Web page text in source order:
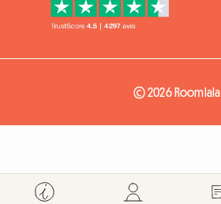
© 2026 Roomlala